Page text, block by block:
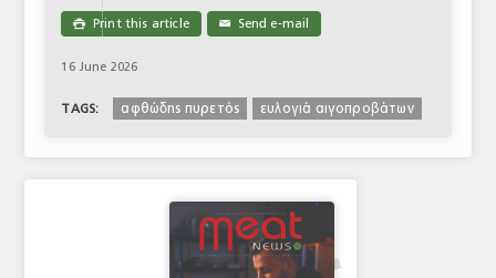
 Print this article ✉ Send e-mail
16 June 2026
TAGS: αφθώδης πυρετός ευλογιά αιγοπροβάτων